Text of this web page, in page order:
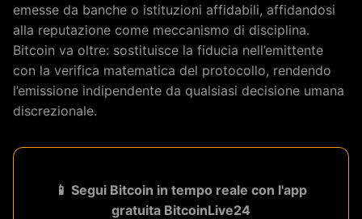
emesse da banche o istituzioni affidabili, affidandosi
alla reputazione come meccanismo di disciplina.
Bitcoin va oltre: sostituisce la fiducia nell’emittente
con la verifica matematica del protocollo, rendendo
l’emissione indipendente da qualsiasi decisione umana
discrezionale.
📱 Segui Bitcoin in tempo reale con l'app
gratuita BitcoinLive24